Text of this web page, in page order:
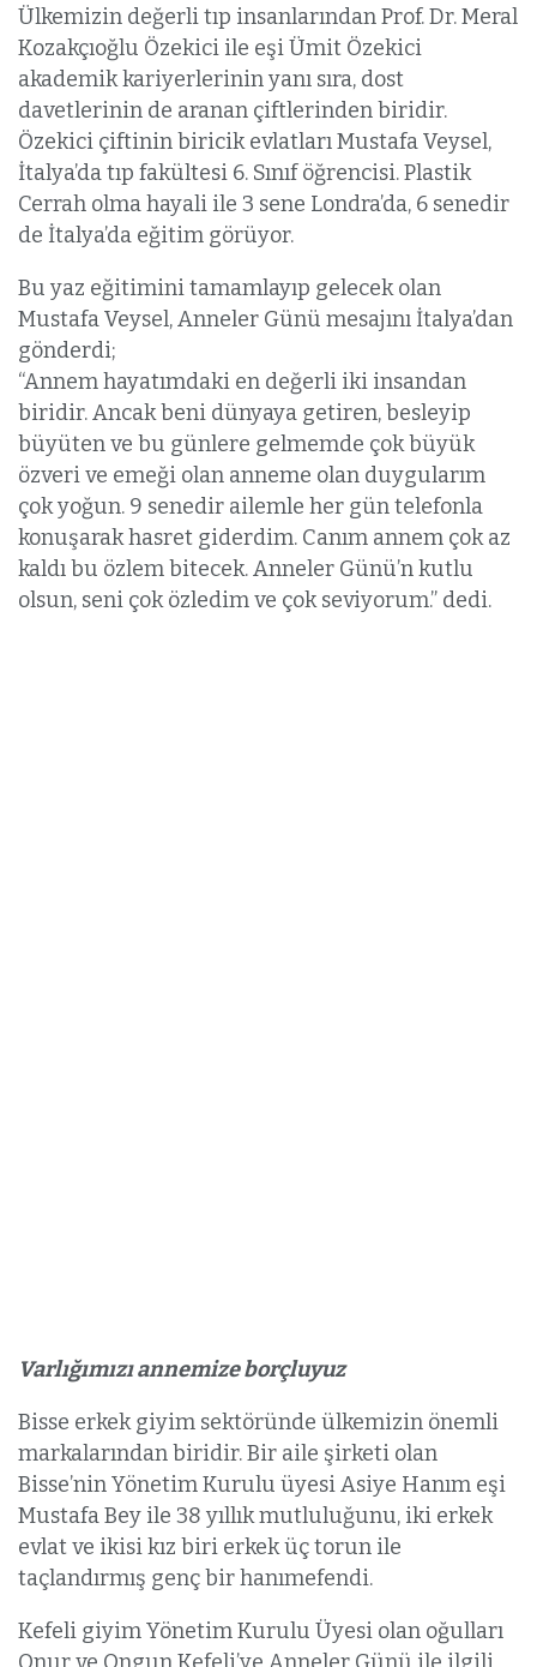
Ülkemizin değerli tıp insanlarından Prof. Dr. Meral
Kozakçıoğlu Özekici ile eşi Ümit Özekici
akademik kariyerlerinin yanı sıra, dost
davetlerinin de aranan çiftlerinden biridir.
Özekici çiftinin biricik evlatları Mustafa Veysel,
İtalya’da tıp fakültesi 6. Sınıf öğrencisi. Plastik
Cerrah olma hayali ile 3 sene Londra’da, 6 senedir
de İtalya’da eğitim görüyor.
Bu yaz eğitimini tamamlayıp gelecek olan
Mustafa Veysel, Anneler Günü mesajını İtalya’dan
gönderdi;
“Annem hayatımdaki en değerli iki insandan
biridir. Ancak beni dünyaya getiren, besleyip
büyüten ve bu günlere gelmemde çok büyük
özveri ve emeği olan anneme olan duygularım
çok yoğun. 9 senedir ailemle her gün telefonla
konuşarak hasret giderdim. Canım annem çok az
kaldı bu özlem bitecek. Anneler Günü’n kutlu
olsun, seni çok özledim ve çok seviyorum.” dedi.
Varlığımızı annemize borçluyuz
Bisse erkek giyim sektöründe ülkemizin önemli
markalarından biridir. Bir aile şirketi olan
Bisse’nin Yönetim Kurulu üyesi Asiye Hanım eşi
Mustafa Bey ile 38 yıllık mutluluğunu, iki erkek
evlat ve ikisi kız biri erkek üç torun ile
taçlandırmış genç bir hanımefendi.
Kefeli giyim Yönetim Kurulu Üyesi olan oğulları